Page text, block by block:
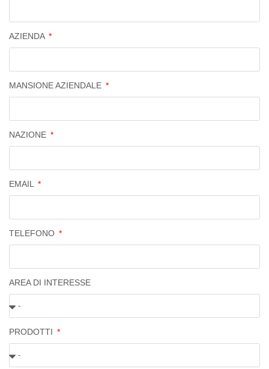
AZIENDA
MANSIONE AZIENDALE
NAZIONE
EMAIL
TELEFONO
AREA DI INTERESSE
PRODOTTI